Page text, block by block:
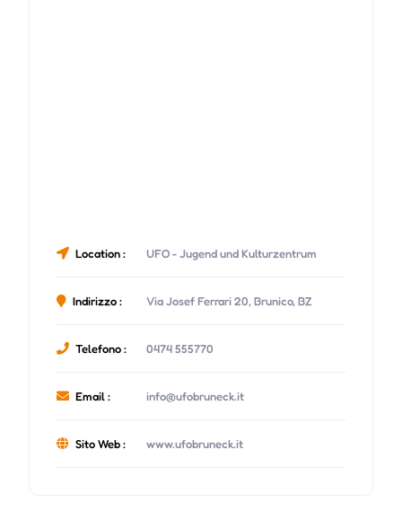
Location : UFO - Jugend und Kulturzentrum
Indirizzo : Via Josef Ferrari 20, Brunico, BZ
Telefono : 0474 555770
Email : info@ufobruneck.it
Sito Web : www.ufobruneck.it